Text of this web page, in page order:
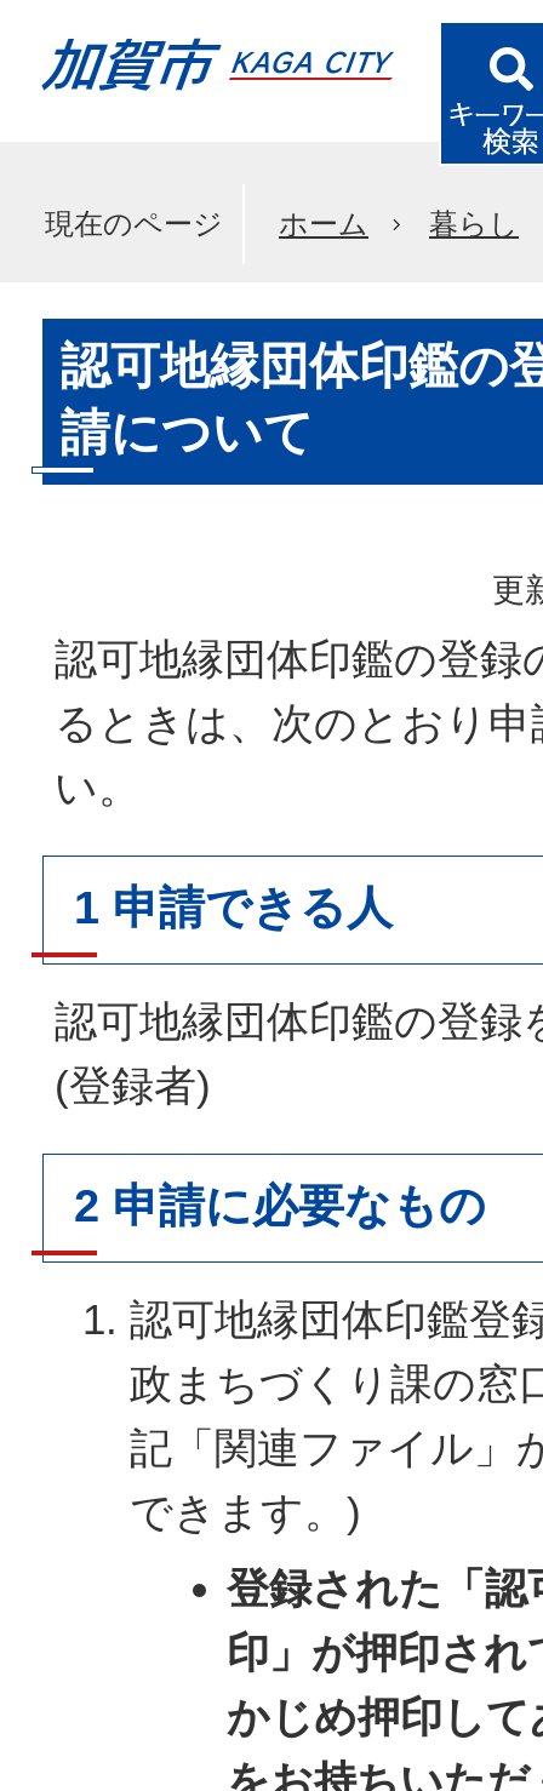
現在のページ ホーム 暮らし
認可地縁団体印鑑の
請について
更
認可地縁団体印鑑の登録
るときは、次のとおり
い。
1 申請できる人
認可地縁団体印鑑の登録
(登録者)
2 申請に必要なもの
認可地縁団体印鑑登
政まちづくり課の窓
記「関連ファイル」
できます。)
登録された「認
印」が押印さ
かじめ押印し
をお持ちいた